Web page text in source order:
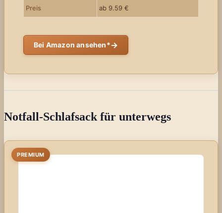
Preis ab 9.59 €
Bei Amazon ansehen*→
Notfall-Schlafsack für unterwegs
PREMIUM